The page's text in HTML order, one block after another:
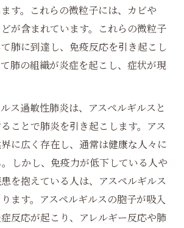
す。これらの微粒子には、カビや
が含まれています。これらの微粒子
肺に到達し、免疫反応を引き起こし
肺の組織が炎症を起こし、症状が現
ス過敏性肺炎は、アスペルギルスと
ことで肺炎を引き起こします。アス
に広く存在し、通常は健康な人々に
しかし、免疫力が低下している人や
を抱えている人は、アスペルギルス
ます。アスペルギルスの胞子が吸入
反応が起こり、アレルギー反応や肺